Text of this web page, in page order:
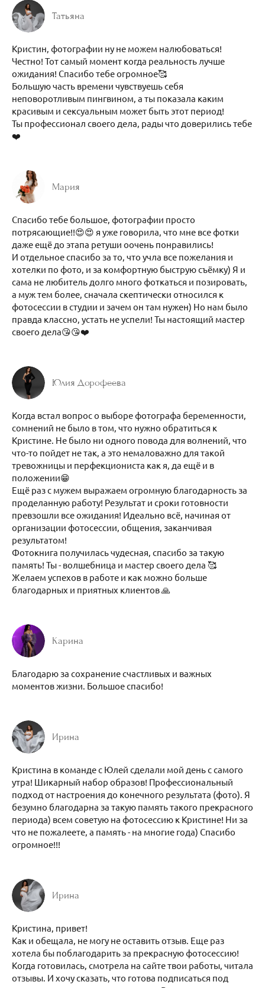
Татьяна
Кристин, фотографии ну не можем налюбоваться!
Честно! Тот самый момент когда реальность лучше
ожидания! Спасибо тебе огромное🥰
Большую часть времени чувствуешь себя
неповоротливым пингвином, а ты показала каким
красивым и сексуальным может быть этот период!
Ты профессионал своего дела, рады что доверились тебе
❤️
Мария
Спасибо тебе большое, фотографии просто
потрясающие!!😍😍 я уже говорила, что мне все фотки
даже ещё до этапа ретуши оочень понравились!
И отдельное спасибо за то, что учла все пожелания и
хотелки по фото, и за комфортную быструю съёмку) Я и
сама не любитель долго много фоткаться и позировать,
а муж тем более, сначала скептически относился к
фотосессии в студии и зачем он там нужен) Но нам было
правда классно, устать не успели! Ты настоящий мастер
своего дела😘😘❤️
Юлия Дорофеева
Когда встал вопрос о выборе фотографа беременности,
сомнений не было в том, что нужно обратиться к
Кристине. Не было ни одного повода для волнений, что
что-то пойдет не так, а это немаловажно для такой
тревожницы и перфекциониста как я, да ещë и в
положении😁
Ещё раз с мужем выражаем огромную благодарность за
проделанную работу! Результат и сроки готовности
превзошли все ожидания! Идеально всë, начиная от
организации фотосессии, общения, заканчивая
результатом!
Фотокнига получилась чудесная, спасибо за такую
память! Ты - волшебница и мастер своего дела 🥰
Желаем успехов в работе и как можно больше
благодарных и приятных клиентов 🙏
Карина
Благодарю за сохранение счастливых и важных
моментов жизни. Большое спасибо!
Ирина
Кристина в команде с Юлей сделали мой день с самого
утра! Шикарный набор образов! Профессиональный
подход от настроения до конечного результата (фото). Я
безумно благодарна за такую память такого прекрасного
периода) всем советую на фотосессию к Кристине! Ни за
что не пожалеете, а память - на многие года) Спасибо
огромное!!!
Ирина
Кристина, привет!
Как и обещала, не могу не оставить отзыв. Еще раз
хотела бы поблагодарить за прекрасную фотосессию!
Когда готовилась, смотрела на сайте твои работы, читала
отзывы. И хочу сказать, что готова подписаться под